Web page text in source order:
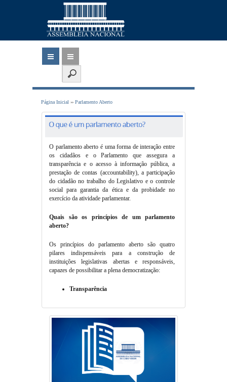
Página Inicial ››Parlamento Aberto
O parlamento aberto é uma forma de interação entre
os cidadãos e o Parlamento que assegura a
transparência e o acesso à informação pública, a
prestação de contas (accountability), a participação
do cidadão no trabalho do Legislativo e o controle
social para garantia da ética e da probidade no
exercício da atividade parlamentar.
Quais são os princípios de um parlamento
aberto?
Os princípios do parlamento aberto são quatro
pilares indispensáveis para a construção de
instituições legislativas abertas e responsáveis,
capazes de possibilitar a plena democratização:
Transparência
O Parlamento deve possibilitar que a
sociedade mantenha-se informada sobre
todas as atividades dos seus representantes
no cumprimento de suas funções
parlamentares. Trata-se de um princípio
transversal, no sentido de que sua realização
configura requisito necessário para a
concretização dos demais.